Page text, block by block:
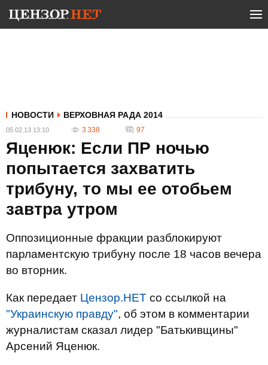
НОВОСТИ ВЕРХОВНАЯ РАДА 2014
05.02.13 13:10 3 338 97
Яценюк: Если ПР ночью
попытается захватить
трибуну, то мы ее отобьем
завтра утром
Оппозиционные фракции разблокируют
парламентскую трибуну после 18 часов вечера
во вторник.
Как передает Цензор.НЕТ со ссылкой на
"Украинскую правду", об этом в комментарии
журналистам сказал лидер "Батькивщины"
Арсений Яценюк.